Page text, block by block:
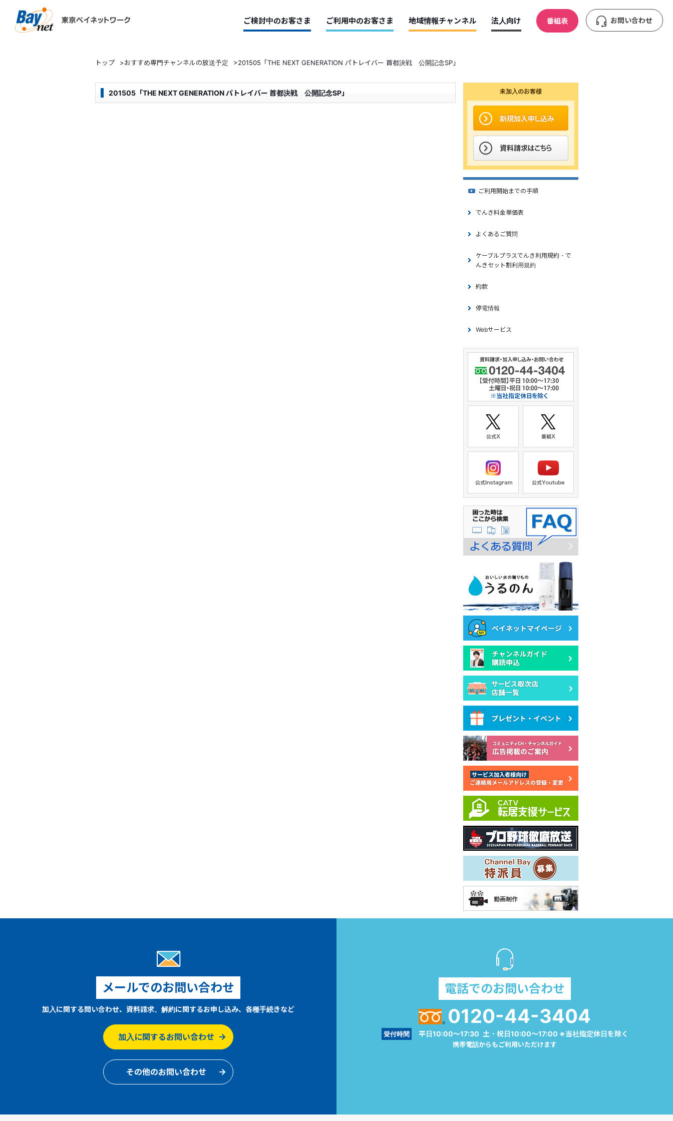
ご検討中のお客さま ご利用中のお客さま 地域情報チャンネル 法人向け 番組表 お問い合わせ
トップ >おすすめ専門チャンネルの放送予定 >201505「THE NEXT GENERATION パトレイバー 首都決戦 公開記念SP」
201505「THE NEXT GENERATION パトレイバー 首都決戦 公開記念SP」 未加入のお客様
ご利用開始までの手順
でんき料金単価表
よくあるご質問
ケーブルプラスでんき利用規約・で
んきセット割利用規約
約款
停電情報
Webサービス
メールでのお問い合わせ
加入に関する問い合わせ、資料請求、解約に関するお申し込み、各種手続きなど
加入に関するお問い合わせ
その他のお問い合わせ
電話でのお問い合わせ
0120-44-3404
受付時間 平日10:00～17:30 土・祝日10:00～17:00 ※当社指定休日を除く
携帯電話からもご利用いただけます